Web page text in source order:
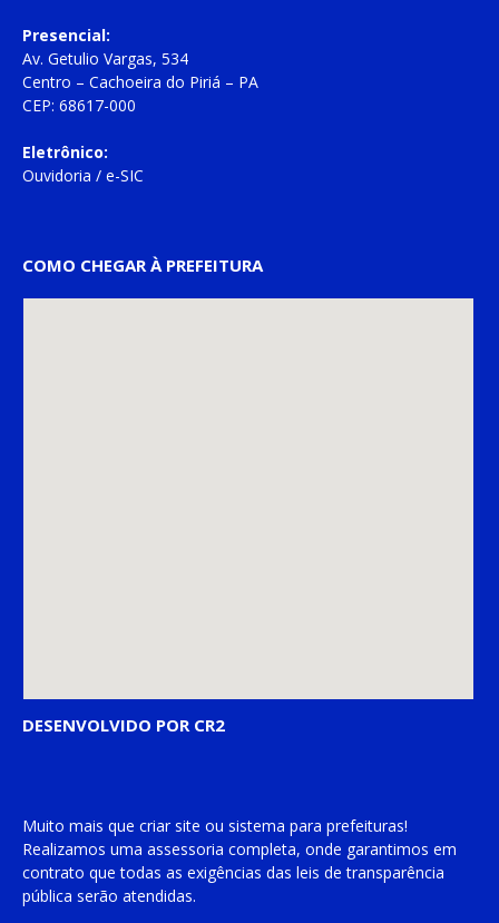
Presencial:
Av. Getulio Vargas, 534
Centro – Cachoeira do Piriá – PA
CEP: 68617-000
Eletrônico:
Ouvidoria / e-SIC
COMO CHEGAR À PREFEITURA
DESENVOLVIDO POR CR2
Muito mais que criar site ou sistema para prefeituras!
Realizamos uma assessoria completa, onde garantimos em
contrato que todas as exigências das leis de transparência
pública serão atendidas.